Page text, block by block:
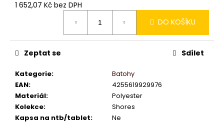
1 652,07 Kč bez DPH
DO KOŠÍKU
Kategorie:
Batohy
EAN:
4255619929976
Materiál:
Polyester
Kolekce:
Shores
Kapsa na ntb/tablet: Ne
Zeptat se Sdílet